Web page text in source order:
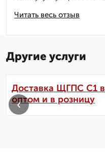
Читать весь отзыв
Другие услуги
Доставка ЩГПС С1
оптом и в розницу
‹